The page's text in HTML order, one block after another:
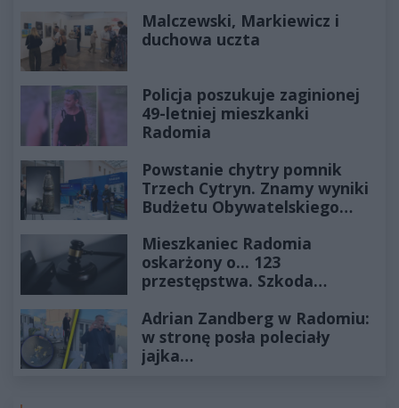
Malczewski, Markiewicz i
duchowa uczta
Policja poszukuje zaginionej
49-letniej mieszkanki
Radomia
Powstanie chytry pomnik
Trzech Cytryn. Znamy wyniki
Budżetu Obywatelskiego
Mieszkaniec Radomia
oskarżony o... 123
przestępstwa. Szkoda
złotych
Adrian Zandberg w Radomiu:
w stronę posła poleciały
jajka…